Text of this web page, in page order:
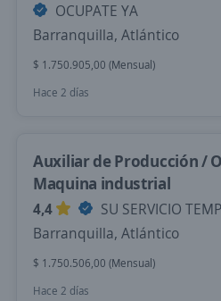
OCUPATE YA
Barranquilla, Atlántico
$ 1.750.905,00 (Mensual)
Hace 2 días
Auxiliar de Producción /
Maquina industrial
4,4
SU SERVICIO
Barranquilla, Atlántico
$ 1.750.506,00 (Mensual)
Hace 2 días